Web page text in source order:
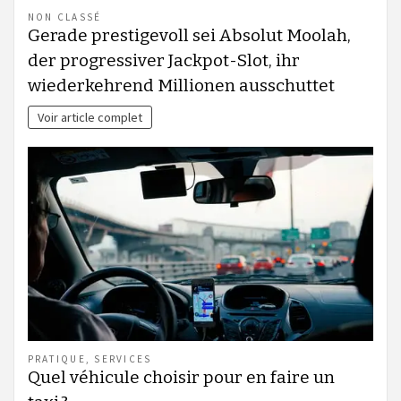
NON CLASSÉ
Gerade prestigevoll sei Absolut Moolah,
der progressiver Jackpot-Slot, ihr
wiederkehrend Millionen ausschuttet
Voir article complet
PRATIQUE SERVICES
Quel véhicule choisir pour en faire un